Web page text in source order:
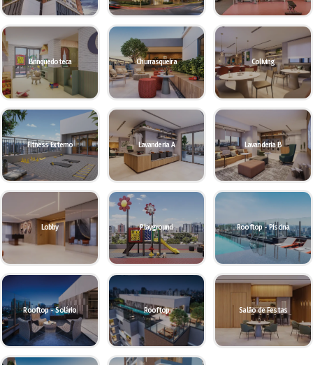
Brinquedoteca Churrasqueira Coliving
Fitness Externo Lavanderia A Lavanderia B
Lobby Playground Rooftop - Piscina
Rooftop - Solário Rooftop Salão de Festas